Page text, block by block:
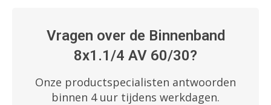
Vragen over de Binnenband
8x1.1/4 AV 60/30?
Onze productspecialisten antwoorden
binnen 4 uur tijdens werkdagen.